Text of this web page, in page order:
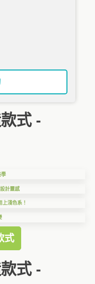
式 -
學
計靈感
上淺色系！
式
式 -